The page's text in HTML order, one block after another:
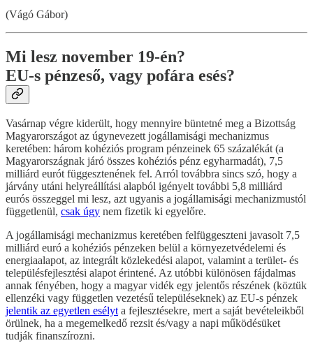
(Vágó Gábor)
Mi lesz november 19-én?
EU-s pénzeső, vagy pofára esés?
Vasárnap végre kiderült, hogy mennyire büntetné meg a Bizottság
Magyarországot az úgynevezett jogállamisági mechanizmus
keretében: három kohéziós program pénzeinek 65 százalékát (a
Magyarországnak járó összes kohéziós pénz egyharmadát), 7,5
milliárd eurót függesztenének fel. Arról továbbra sincs szó, hogy a
járvány utáni helyreállítási alapból igényelt további 5,8 milliárd
eurós összeggel mi lesz, azt ugyanis a jogállamisági mechanizmustól
függetlenül, csak úgy nem fizetik ki egyelőre.
A jogállamisági mechanizmus keretében felfüggeszteni javasolt 7,5
milliárd euró a kohéziós pénzeken belül a környezetvédelemi és
energiaalapot, az integrált közlekedési alapot, valamint a terület- és
településfejlesztési alapot érintené. Az utóbbi különösen fájdalmas
annak fényében, hogy a magyar vidék egy jelentős részének (köztük
ellenzéki vagy független vezetésű településeknek) az EU-s pénzek
jelentik az egyetlen esélyta fejlesztésekre, mert a saját bevételeikből
örülnek, ha a megemelkedő rezsit és/vagy a napi működésüket
tudják finanszírozni.